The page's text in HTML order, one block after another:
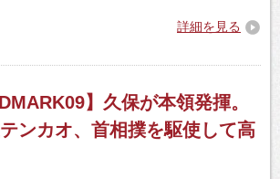
詳細を見る
】久保が本領発揮。
ンカオ、首相撲を駆使して高